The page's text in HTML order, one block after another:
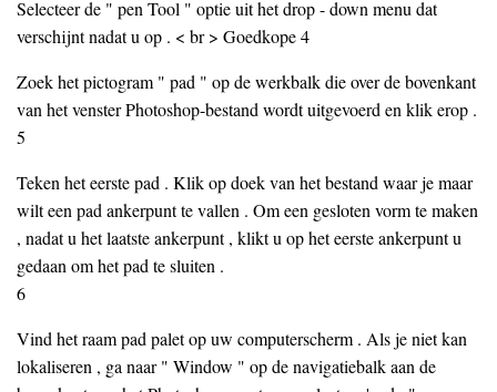
Selecteer de " pen Tool " optie uit het drop - down menu dat
verschijnt nadat u op . < br > Goedkope 4
Zoek het pictogram " pad " op de werkbalk die over de bovenkant
van het venster Photoshop-bestand wordt uitgevoerd en klik erop .
5
Teken het eerste pad . Klik op doek van het bestand waar je maar
wilt een pad ankerpunt te vallen . Om een gesloten vorm te maken
, nadat u het laatste ankerpunt , klikt u op het eerste ankerpunt u
gedaan om het pad te sluiten .
6
Vind het raam pad palet op uw computerscherm . Als je niet kan
lokaliseren , ga naar " Window " op de navigatiebalk aan de